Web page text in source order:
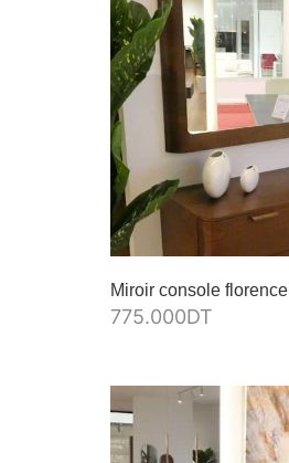
Miroir console florence
775.000DT